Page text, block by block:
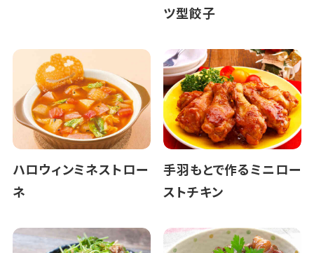
ツ型餃子
ハロウィンミネストロー
ネ
手羽もとで作るミニロー
ストチキン